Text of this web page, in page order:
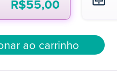
R$55,00
ao carrinho